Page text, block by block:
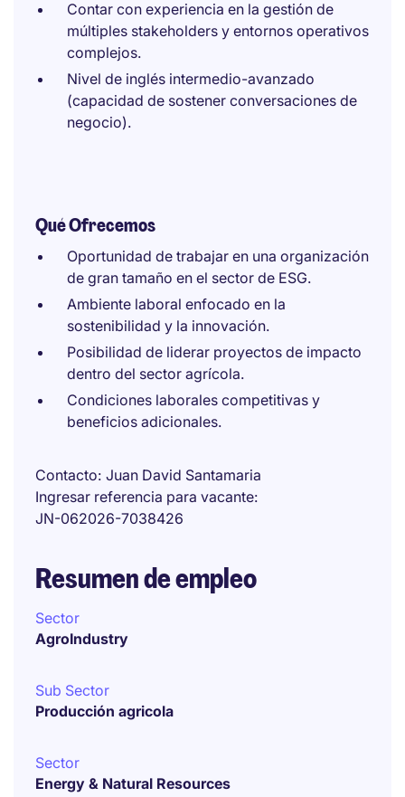
Contar con experiencia en la gestión de
múltiples stakeholders y entornos operativos
complejos.
Nivel de inglés intermedio-avanzado
(capacidad de sostener conversaciones de
negocio).
Qué Ofrecemos
Oportunidad de trabajar en una organización
de gran tamaño en el sector de ESG.
Ambiente laboral enfocado en la
sostenibilidad y la innovación.
Posibilidad de liderar proyectos de impacto
dentro del sector agrícola.
Condiciones laborales competitivas y
beneficios adicionales.
Contacto Juan David Santamaria
Ingresar referencia para vacante
JN-062026-7038426
Resumen de empleo
Sector
AgroIndustry
Sub Sector
Producción agricola
Sector
Energy & Natural Resources